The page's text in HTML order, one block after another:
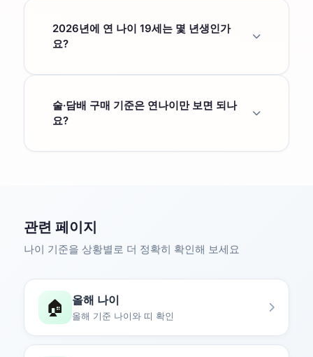
다. 보통 한국 나이가 연 나이보다 1살 많습니다.
2026년에 연 나이 19세는 몇 년생인가
요?
입니다. 몇 살은 몇 년생 →
술·담배 구매 기준은 연나이만 보면 되나
요?
관련 페이지
나이 기준을 상황별로 더 정확히 확인해 보세요
🏠 올해 나이
올해 기준 나이와 띠 확인